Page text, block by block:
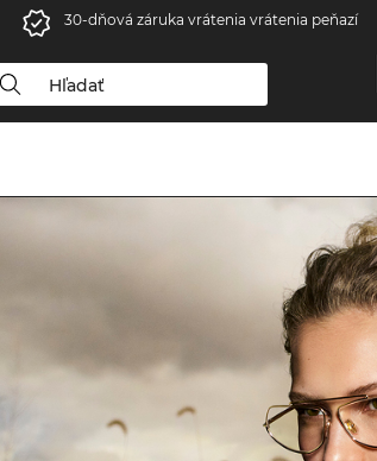
30-dňová záruka vrátenia vrátenia peňazí